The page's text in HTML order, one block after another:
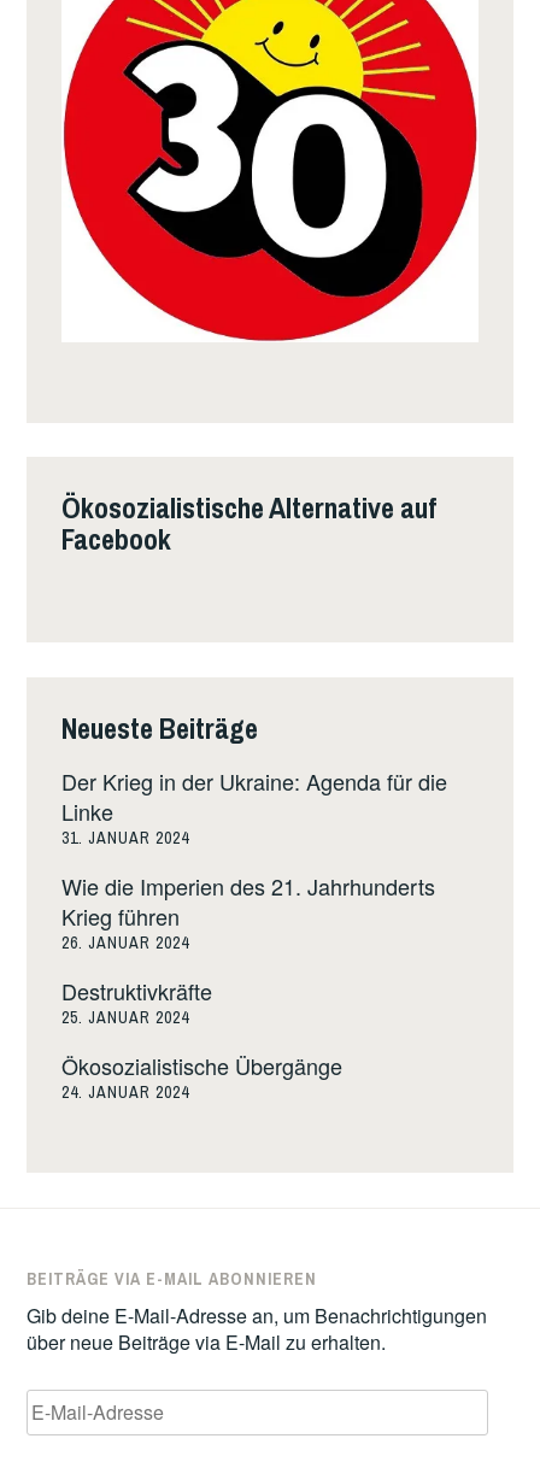
Ökosozialistische Alternative auf
Facebook
Neueste Beiträge
Der Krieg in der Ukraine: Agenda für die
Linke
31. JANUAR 2024
Wie die Imperien des 21. Jahrhunderts
Krieg führen
26. JANUAR 2024
Destruktivkräfte
25. JANUAR 2024
Ökosozialistische Übergänge
24. JANUAR 2024
BEITRÄGE VIA E-MAIL ABONNIEREN
Gib deine E-Mail-Adresse an, um Benachrichtigungen
über neue Beiträge via E-Mail zu erhalten.
E-
Mail-